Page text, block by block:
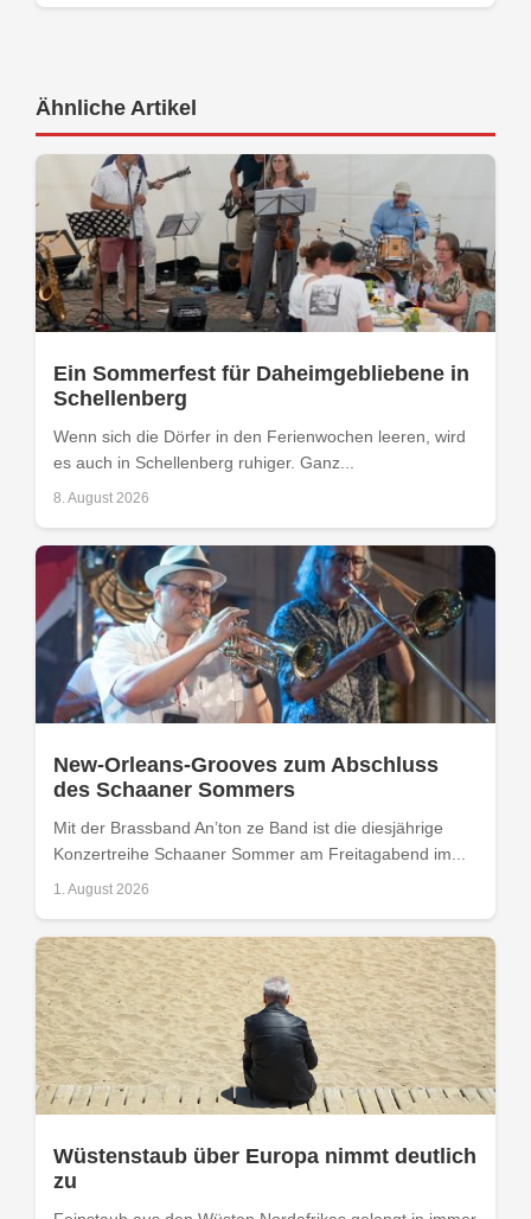
Ähnliche Artikel
Ein Sommerfest für Daheimgebliebene in
Schellenberg
Wenn sich die Dörfer in den Ferienwochen leeren, wird
es auch in Schellenberg ruhiger. Ganz...
8. August 2026
New-Orleans-Grooves zum Abschluss
des Schaaner Sommers
Mit der Brassband An’ton ze Band ist die diesjährige
Konzertreihe Schaaner Sommer am Freitagabend im...
1. August 2026
Wüstenstaub über Europa nimmt deutlich
zu